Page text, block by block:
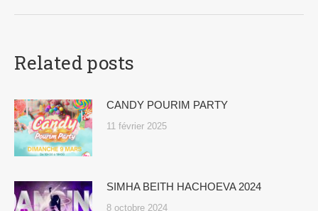
Related posts
CANDY POURIM PARTY
11 février 2025
SIMHA BEITH HACHOEVA 2024
8 octobre 2024